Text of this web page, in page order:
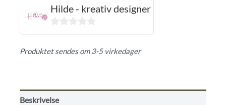
Hilde - kreativ designer
0
Produktet sendes om 3-5 virkedager
Beskrivelse